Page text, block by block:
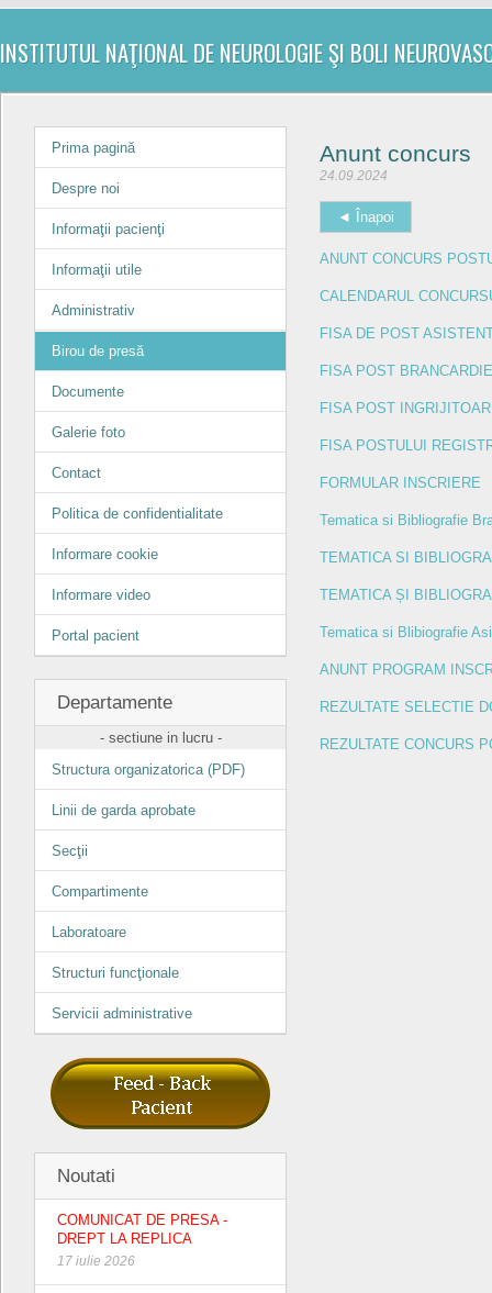
INSTITUTUL NAŢIONAL DE NEUROLOGIE ŞI BOLI
Prima pagină
Despre noi
Informaţii pacienţi
Informaţii utile
Administrativ
Birou de presă
Documente
Galerie foto
Contact
Politica de confidentialitate
Informare cookie
Informare video
Portal pacient
Departamente
- sectiune in lucru -
Structura organizatorica (PDF)
Linii de garda aprobate
Secţii
Compartimente
Laboratoare
Structuri funcţionale
Servicii administrative
Noutati
COMUNICAT DE PRESA -
DREPT LA REPLICA
17 iulie 2026
Anunt concurs
24.09.2024
◄ Înapoi
ANUNT CONCURS
CALENDARUL
FISA DE POST
FISA POST
FISA POST
FISA POSTULUI
FORMULAR INSCRIERE
Tematica si Bibliografie
TEMATICA SI
TEMATICA ȘI
Tematica si Blibiografie
ANUNT PROGRAM
REZULTATE SELECTIE
REZULTATE CONCURS